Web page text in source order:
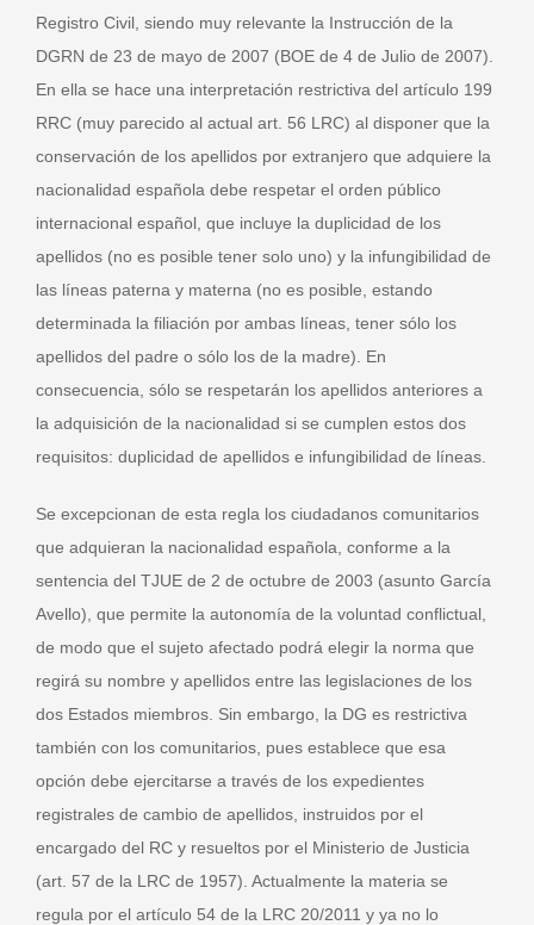
Registro Civil, siendo muy relevante la Instrucción de la
DGRN de 23 de mayo de 2007 (BOE de 4 de Julio de 2007).
En ella se hace una interpretación restrictiva del artículo 199
RRC (muy parecido al actual art. 56 LRC) al disponer que la
conservación de los apellidos por extranjero que adquiere la
nacionalidad española debe respetar el orden público
internacional español, que incluye la duplicidad de los
apellidos (no es posible tener solo uno) y la infungibilidad de
las líneas paterna y materna (no es posible, estando
determinada la filiación por ambas líneas, tener sólo los
apellidos del padre o sólo los de la madre). En
consecuencia, sólo se respetarán los apellidos anteriores a
la adquisición de la nacionalidad si se cumplen estos dos
requisitos: duplicidad de apellidos e infungibilidad de líneas.
Se excepcionan de esta regla los ciudadanos comunitarios
que adquieran la nacionalidad española, conforme a la
sentencia del TJUE de 2 de octubre de 2003 (asunto García
Avello), que permite la autonomía de la voluntad conflictual,
de modo que el sujeto afectado podrá elegir la norma que
regirá su nombre y apellidos entre las legislaciones de los
dos Estados miembros. Sin embargo, la DG es restrictiva
también con los comunitarios, pues establece que esa
opción debe ejercitarse a través de los expedientes
registrales de cambio de apellidos, instruidos por el
encargado del RC y resueltos por el Ministerio de Justicia
(art. 57 de la LRC de 1957). Actualmente la materia se
regula por el artículo 54 de la LRC 20/2011 y ya no lo